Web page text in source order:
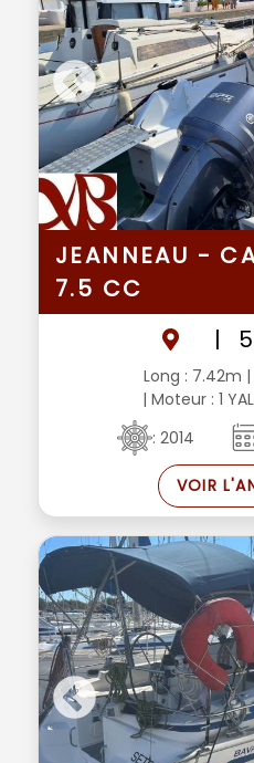
JEANNEAU -
7.5 CC
|
Long : 7.42m
| Moteur : 1
: 2014
VOIR